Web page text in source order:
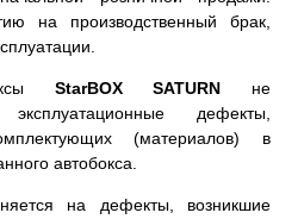
на производственный брак,
StarBOX SATURN не
дефекты,
(материалов) в
автобокса.
на дефекты, возникшие